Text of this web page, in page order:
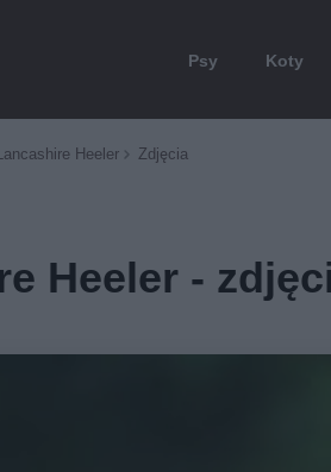
Psy Koty
Heeler Zdjęcia
Heeler -